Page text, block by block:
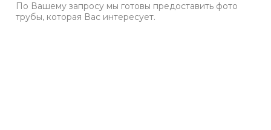
По Вашему запросу мы готовы предоставить фото
трубы, которая Вас интересует.